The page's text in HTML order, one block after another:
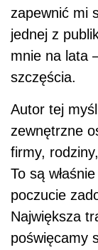
zapewnić mi
jednej z
mnie na lata
szczęścia.
Autor tej
zewnętrzne
firmy,
To są
poczucie
Największa
poświęcamy